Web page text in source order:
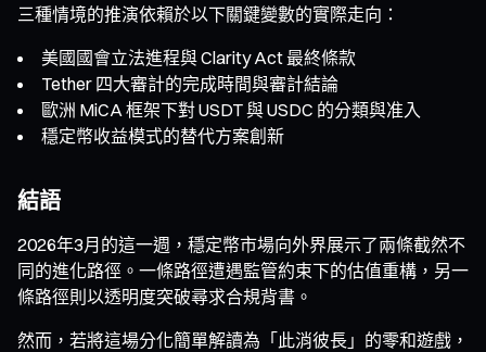
三種情境的推演依賴於以下關鍵變數的實際走向：
美國國會立法進程與 Clarity Act 最終條款
Tether 四大審計的完成時間與審計結論
歐洲 MiCA 框架下對 USDT 與 USDC 的分類與准入
穩定幣收益模式的替代方案創新
結語
2026年3月的這一週，穩定幣市場向外界展示了兩條截然不
同的進化路徑。一條路徑遭遇監管約束下的估值重構，另一
條路徑則以透明度突破尋求合規背書。
然而，若將這場分化簡單解讀為「此消彼長」的零和遊戲，